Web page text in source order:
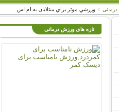
ورزشي موثر براي مبتلايان به ام اس
تازه های ورزش درمانی